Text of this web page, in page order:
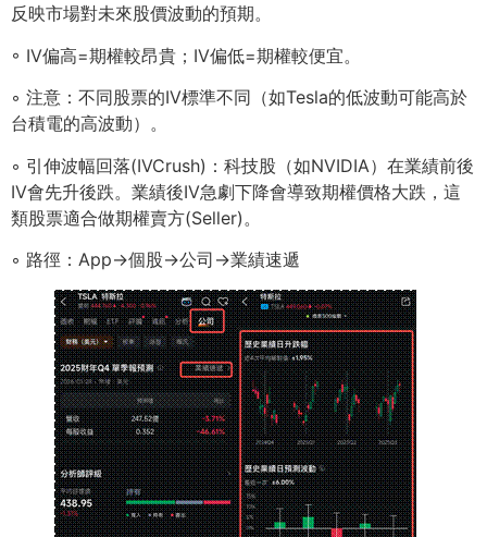
反映市場對未來股價波動的預期。
◦ IV偏⾼=期權較昂貴；IV偏低=期權較便宜。
◦ 注意：不同股票的IV標準不同（如Tesla的低波動可能⾼於
台積電的⾼波動）。
◦ 引伸波幅回落(IVCrush)：科技股（如NVIDIA）在業績前後
IV會先升後跌。業績後IV急劇下降會導致期權價格⼤跌，這
類股票適合做期權賣⽅(Seller)。
◦ 路徑：App→個股→公司→業績速遞